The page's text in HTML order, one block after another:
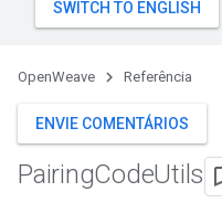
OpenWeave Referência
ENVIE COMENTÁRIOS
PairingCodeUtils